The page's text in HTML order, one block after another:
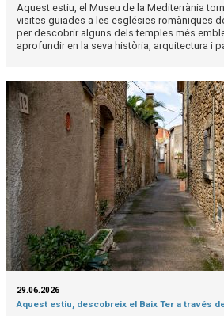
Aquest estiu, el Museu de la Mediterrània
visites guiades a les esglésies romàniques
per descobrir alguns dels temples més
aprofundir en la seva història, arquitectura i
29.06.2026
Aquest estiu, descobreix el Baix Ter a través